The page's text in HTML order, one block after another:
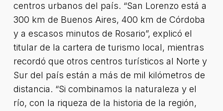
centros urbanos del país. “San Lorenzo está a
300 km de Buenos Aires, 400 km de Córdoba
y a escasos minutos de Rosario”, explicó el
titular de la cartera de turismo local, mientras
recordó que otros centros turísticos al Norte y
Sur del país están a más de mil kilómetros de
distancia. “Si combinamos la naturaleza y el
río, con la riqueza de la historia de la región,